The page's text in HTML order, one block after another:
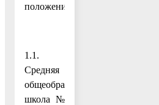
положения
1.1.
Средняя
общеобразовательная
школа №